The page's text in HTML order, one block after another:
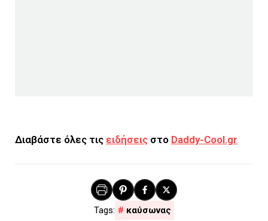
Διαβάστε όλες τις ειδήσεις στο Daddy-Cool.gr
καύσωνας